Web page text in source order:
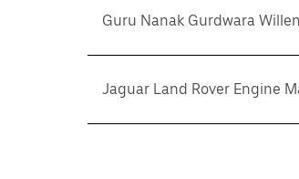
Guru Nanak Gurdwara
Jaguar Land Rover Engine